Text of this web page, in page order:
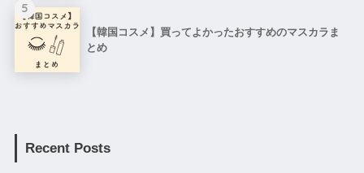
5
【韓国コスメ】買ってよかったおすすめのマスカラま
とめ
Recent Posts